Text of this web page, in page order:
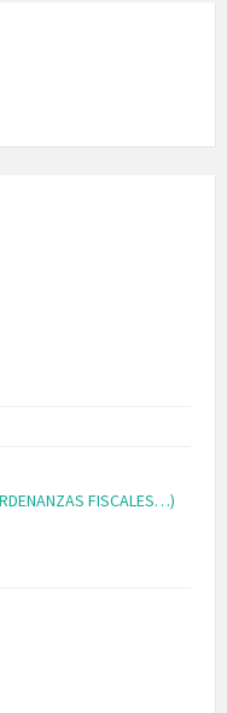
FISCALES…)